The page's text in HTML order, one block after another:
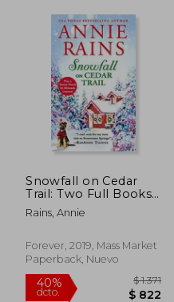
40%
dcto.
Snowfall on Cedar
Trail: Two Full Books
for the Price of one
(Sweetwater Springs)
Rains, Annie
Forever, 2019, Mass Market
Paperback, Nuevo